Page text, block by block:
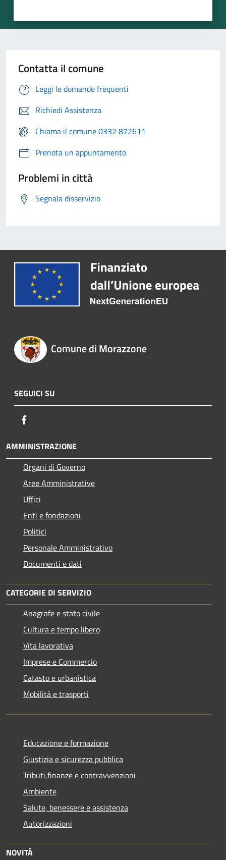
Contatta il comune
Leggi le domande frequenti
Richiedi Assistenza
Chiama il comune 0332 872611
Prenota un appuntamento
Problemi in città
Segnala disservizio
Comune di Morazzone
SEGUICI SU
AMMINISTRAZIONE
Organi di Governo
Aree Amministrative
Uffici
Enti e fondazioni
Politici
Personale Amministrativo
Documenti e dati
CATEGORIE DI SERVIZIO
Anagrafe e stato civile
Cultura e tempo libero
Vita lavorativa
Imprese e Commercio
Catasto e urbanistica
Mobilità e trasporti
Educazione e formazione
Giustizia e sicurezza pubblica
Tributi,finanze e contravvenzioni
Ambiente
Salute, benessere e assistenza
Autorizzazioni
NOVITÀ